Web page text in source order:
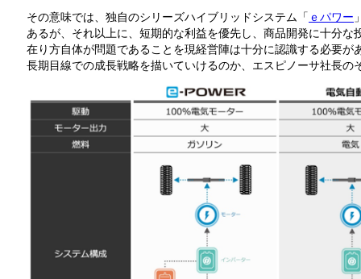
その意味では、独自のシリーズハイブリッドシステム「 ｅパワー
あるが、それ以上に、短期的な利益を優先し、商品開発に十分
在り方自体が問題であることを現経営陣は十分に認識する必要が
長期目線での成長戦略を描いていけるのか、エスピノーサ社長の